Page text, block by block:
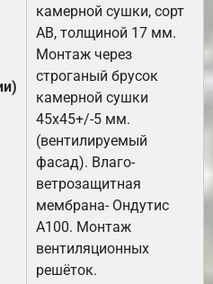
камерной сушки, сорт
АВ, толщиной 17 мм.
Монтаж через
строганый брусок
камерной сушки
45х45+/-5 мм.
(вентилируемый
фасад). Влаго-
ветрозащитная
мембрана- Ондутис
А100. Монтаж
вентиляционных
решёток.